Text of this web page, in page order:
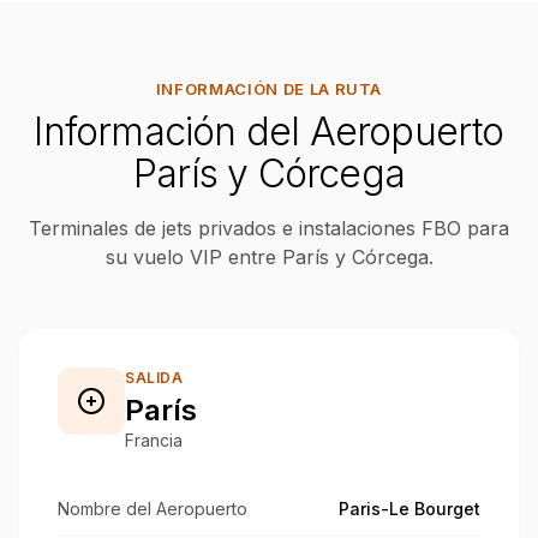
INFORMACIÓN DE LA RUTA
Información del Aeropuerto
París y Córcega
Terminales de jets privados e instalaciones FBO para
su vuelo VIP entre París y Córcega.
SALIDA
París
Francia
Nombre del Aeropuerto Paris-Le Bourget